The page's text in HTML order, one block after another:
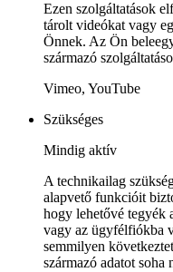
Ezen szolgáltatások
tárolt videókat vagy
Önnek. Az Ön
származó
Vimeo, YouTube
Szükséges
Mindig aktív
A technikailag
alapvető funkcióit
hogy lehetővé tegyék
vagy az ügyfélfiókba
semmilyen
származó adatot